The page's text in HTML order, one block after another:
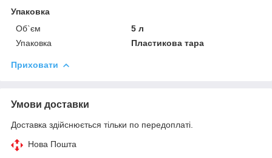
Упаковка
Об`єм
5 л
Упаковка
Пластикова тара
Приховати
Умови доставки
Доставка здійснюється тільки по передоплаті.
Нова Пошта